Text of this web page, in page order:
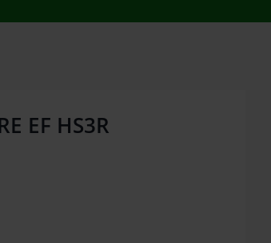
EF HS3R